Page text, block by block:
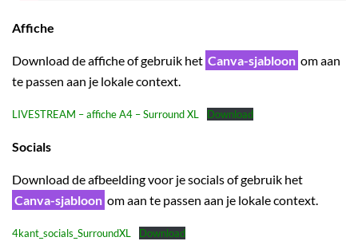
Affiche
Download de affiche of gebruik het Canva-sjabloon om aan
te passen aan je lokale context.
LIVESTREAM – affiche A4 – Surround XL Download
Socials
Download de afbeelding voor je socials of gebruik het
Canva-sjabloon om aan te passen aan je lokale context.
4kant_socials_SurroundXL Download